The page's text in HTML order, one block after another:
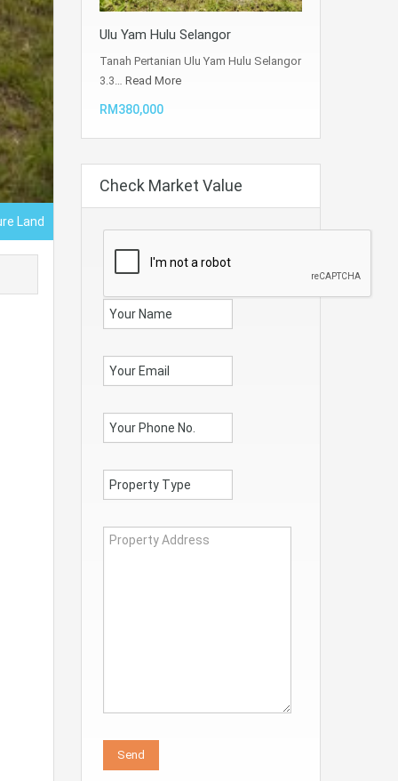
Land
Ulu Yam Hulu Selangor
Tanah Pertanian Ulu Yam Hulu Selangor
3.3… Read More
RM380,000
Check Market Value